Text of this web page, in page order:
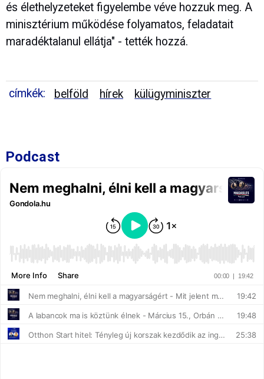
és élethelyzeteket figyelembe véve hozzuk meg. A
minisztérium működése folyamatos, feladatait
maradéktalanul ellátja" - tették hozzá.
címkék: belföld hírek külügyminiszter
Podcast